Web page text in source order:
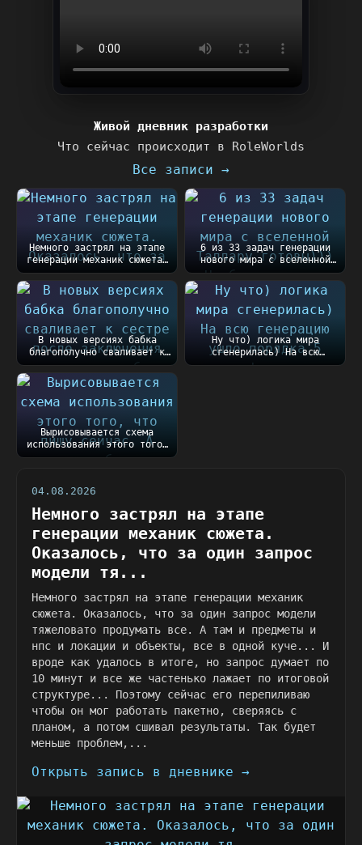
Живой дневник разработки
Что сейчас происходит в RoleWorlds
Все записи →
Немного застрял на этапе
генерации механик сюжета.
Оказалось, чт...
6 из 33 задач генерации
нового мира с вселенной
Таллару готовы))...
В новых версиях бабка
благополучно сваливает к
сестре после закл...
Ну что) логика мира
сгенерилась) На всю
генерацию ушло порядка
Вырисовывается схема
использования этого того,
что пишу сейчас....
04.08.2026
Немного застрял на этапе
генерации механик сюжета.
Оказалось, что за один запрос
модели тя...
Немного застрял на этапе генерации механик
сюжета. Оказалось, что за один запрос модели
тяжеловато продумать все. А там и предметы и
нпс и локации и объекты, все в одной куче... И
вроде как удалось в итоге, но запрос думает по
10 минут и все же частенько лажает по итоговой
структуре... Поэтому сейчас его перепиливаю
чтобы он мог работать пакетно, сверяясь с
планом, а потом сшивал результаты. Так будет
меньше проблем,...
Открыть запись в дневнике →